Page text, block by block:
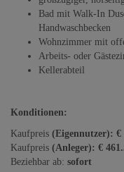
Bad mit Walk-In
Handwaschbecken
Wohnzimmer mit
Arbeits- oder
Kellerabteil
Konditionen:
Kaufpreis (Eigennutzer): €
Kaufpreis (Anleger): €
Beziehbar ab: sofort